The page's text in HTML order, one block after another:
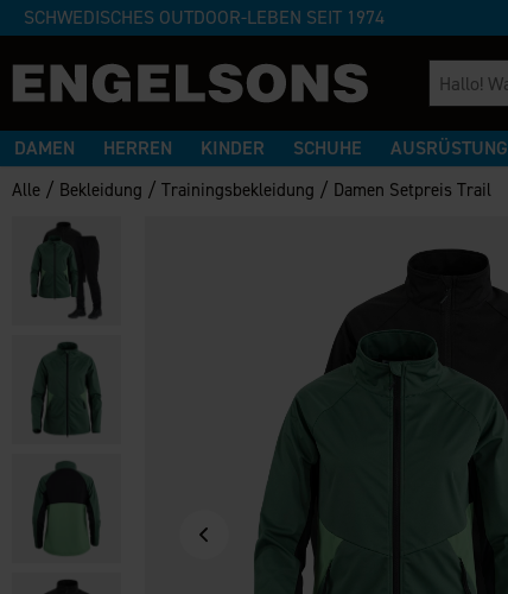
SCHWEDISCHES OUTDOOR-LEBEN SEIT 1974
DAMEN HERREN KINDER SCHUHE AUSRÜSTUNG
Alle / Bekleidung /Trainingsbekleidung / Damen Setpreis Trail